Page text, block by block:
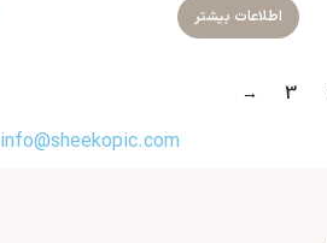
اطلاعات بیشتر
3
→
info@sheekopic.com